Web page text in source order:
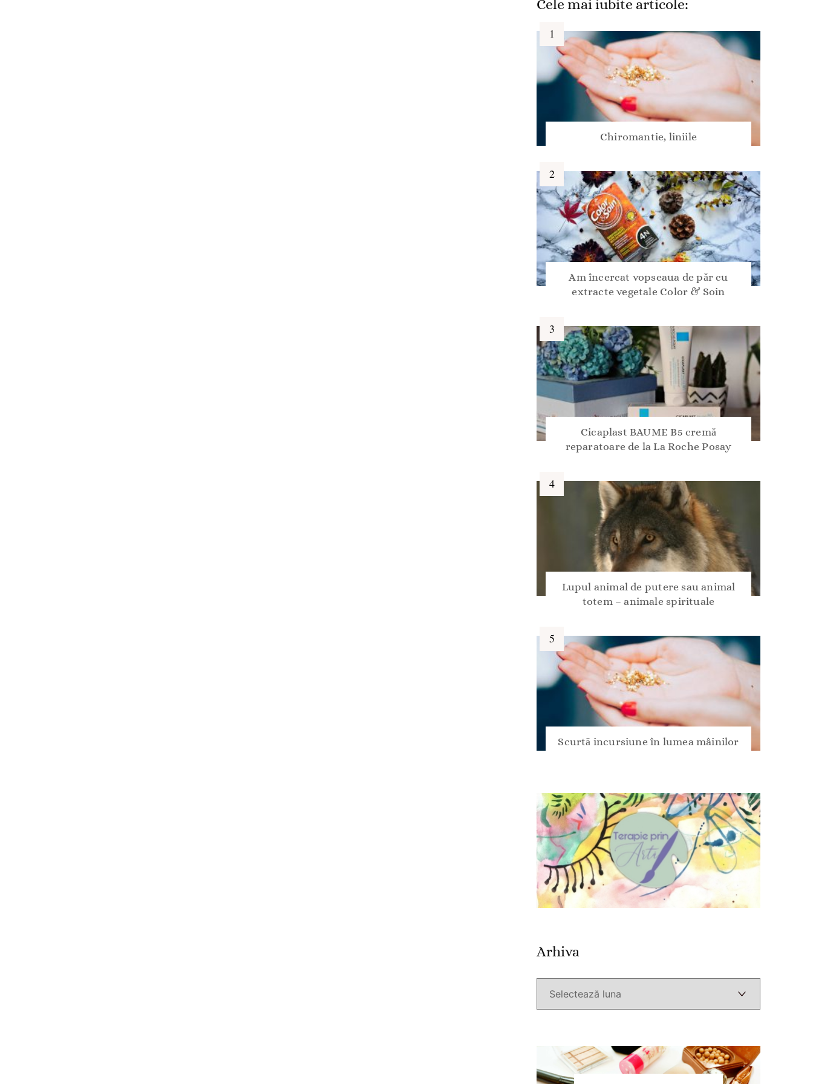
Cele mai iubite articole:
Chiromantie, liniile
Am încercat vopseaua de păr cu
extracte vegetale Color & Soin
Cicaplast BAUME B5 cremă
reparatoare de la La Roche Posay
Lupul animal de putere sau animal
totem – animale spirituale
Scurtă incursiune în lumea mâinilor
Arhiva